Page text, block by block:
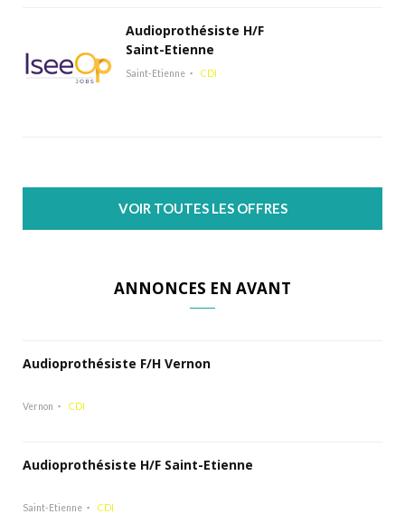
Audioprothésiste H/F
Saint-Etienne
Saint-Etienne CDI
VOIR TOUTES LES OFFRES
ANNONCES EN AVANT
Audioprothésiste F/H Vernon
Vernon CDI
Audioprothésiste H/F Saint-Etienne
Saint-Etienne CDI